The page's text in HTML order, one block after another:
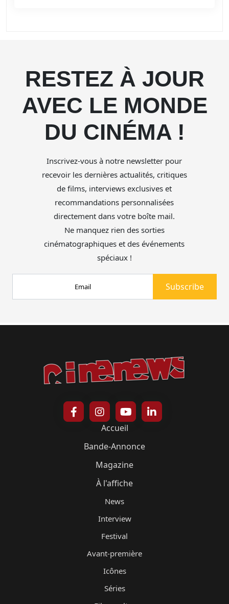
RESTEZ À JOUR
AVEC LE MONDE
DU CINÉMA !
Inscrivez-vous à notre newsletter pour
recevoir les dernières actualités, critiques
de films, interviews exclusives et
recommandations personnalisées
directement dans votre boîte mail.
Ne manquez rien des sorties
cinématographiques et des événements
spéciaux !
Accueil
Bande-Annonce
Magazine
À l'affiche
News
Interview
Festival
Avant-première
Icônes
Séries